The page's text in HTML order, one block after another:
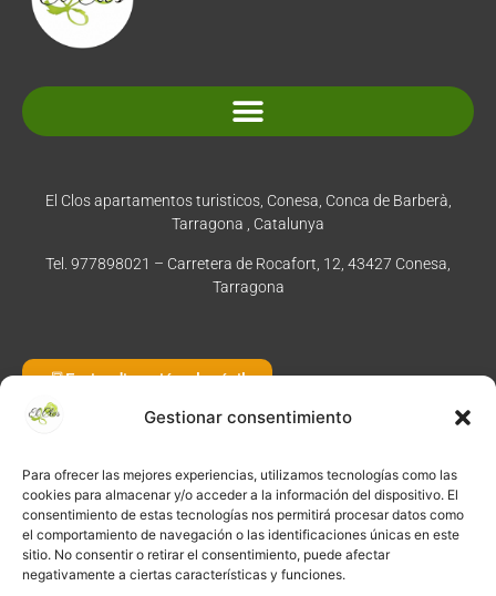
Gestionar consentimiento
Para ofrecer las mejores experiencias, utilizamos tecnologías como las
cookies para almacenar y/o acceder a la información del dispositivo. El
consentimiento de estas tecnologías nos permitirá procesar datos como
el comportamiento de navegación o las identificaciones únicas en este
sitio. No consentir o retirar el consentimiento, puede afectar
negativamente a ciertas características y funciones.
El Clos apartamentos turisticos, Conesa, Conca de Barberà,
Tarragona , Catalunya
Tel. 977898021 – Carretera de Rocafort, 12, 43427 Conesa,
Tarragona
Enviar dirección al móvil
© 2026 ·Créditos: Redacción: El Clos · Fotografía: Joaquim
Manzano · Diseño e implementación web: Manel Caparrós ·
Servidores y publicación:igualada.online· Contenido blog:
conten.blog